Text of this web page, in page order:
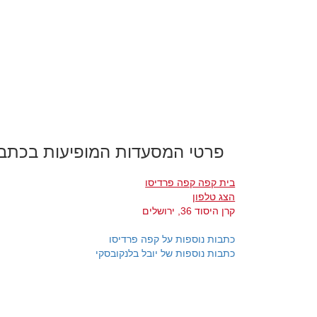
פרטי המסעדות המופיעות
בית קפה קפה פרדיסו
הצג טלפון
קרן היסוד 36, ירושלים
כתבות נוספות על קפה פרדיסו
כתבות נוספות של יובל בלנקובסקי